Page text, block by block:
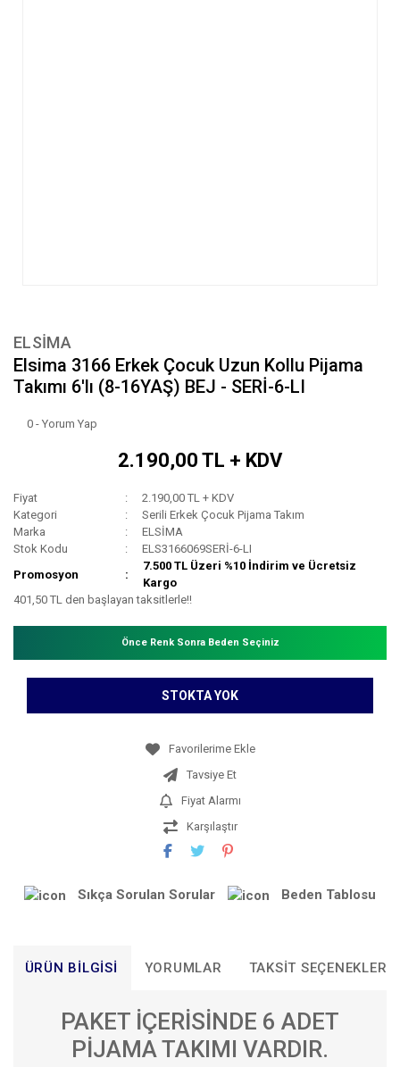
ELSİMA
Elsima 3166 Erkek Çocuk Uzun Kollu Pijama
Takımı 6'lı (8-16YAŞ) BEJ - SERİ-6-LI
0 - Yorum Yap
2.190,00 TL + KDV
Fiyat
2.190,00 TL + KDV
Kategori
Serili Erkek Çocuk Pijama Takım
Marka
ELSİMA
Stok Kodu
ELS3166069SERİ-6-LI
Promosyon
7.500 TL Üzeri %10 İndirim ve Ücretsiz
Kargo
401,50 TL den başlayan taksitlerle!!
Önce Renk Sonra Beden Seçiniz
STOKTA YOK
Tavsiye Et
Fiyat Alarmı
Karşılaştır
Sıkça Sorulan Sorular Beden Tablosu
ÜRÜN BILGISI YORUMLAR TAKSIT SEÇENEKLERI
PAKET İÇERİSİNDE 6 ADET
PİJAMA TAKIMI VARDIR.